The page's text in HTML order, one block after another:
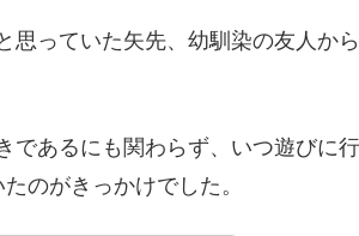
思っていた矢先、幼馴染の友人か
であるにも関わらず、いつ遊びに
のがきっかけでした。